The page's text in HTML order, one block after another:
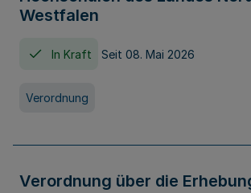
Westfalen
In Kraft Seit 08. Mai 2026
Verordnung
Verordnung über die